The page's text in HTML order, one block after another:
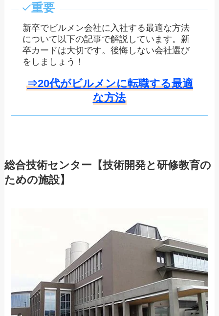
重要
新卒でビルメン会社に入社する最適な方法
について以下の記事で解説しています。新
卒カードは大切です。後悔しない会社選び
をしましょう！
⇒20代がビルメンに転職する最適
な方法
総合技術センター【技術開発と研修教育の
ための施設】